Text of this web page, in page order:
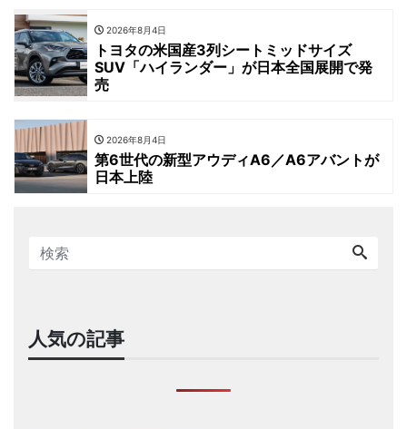
2026年8月4日
トヨタの米国産3列シートミッドサイズ
SUV「ハイランダー」が日本全国展開で発
売
2026年8月4日
第6世代の新型アウディA6／A6アバントが
日本上陸
人気の記事